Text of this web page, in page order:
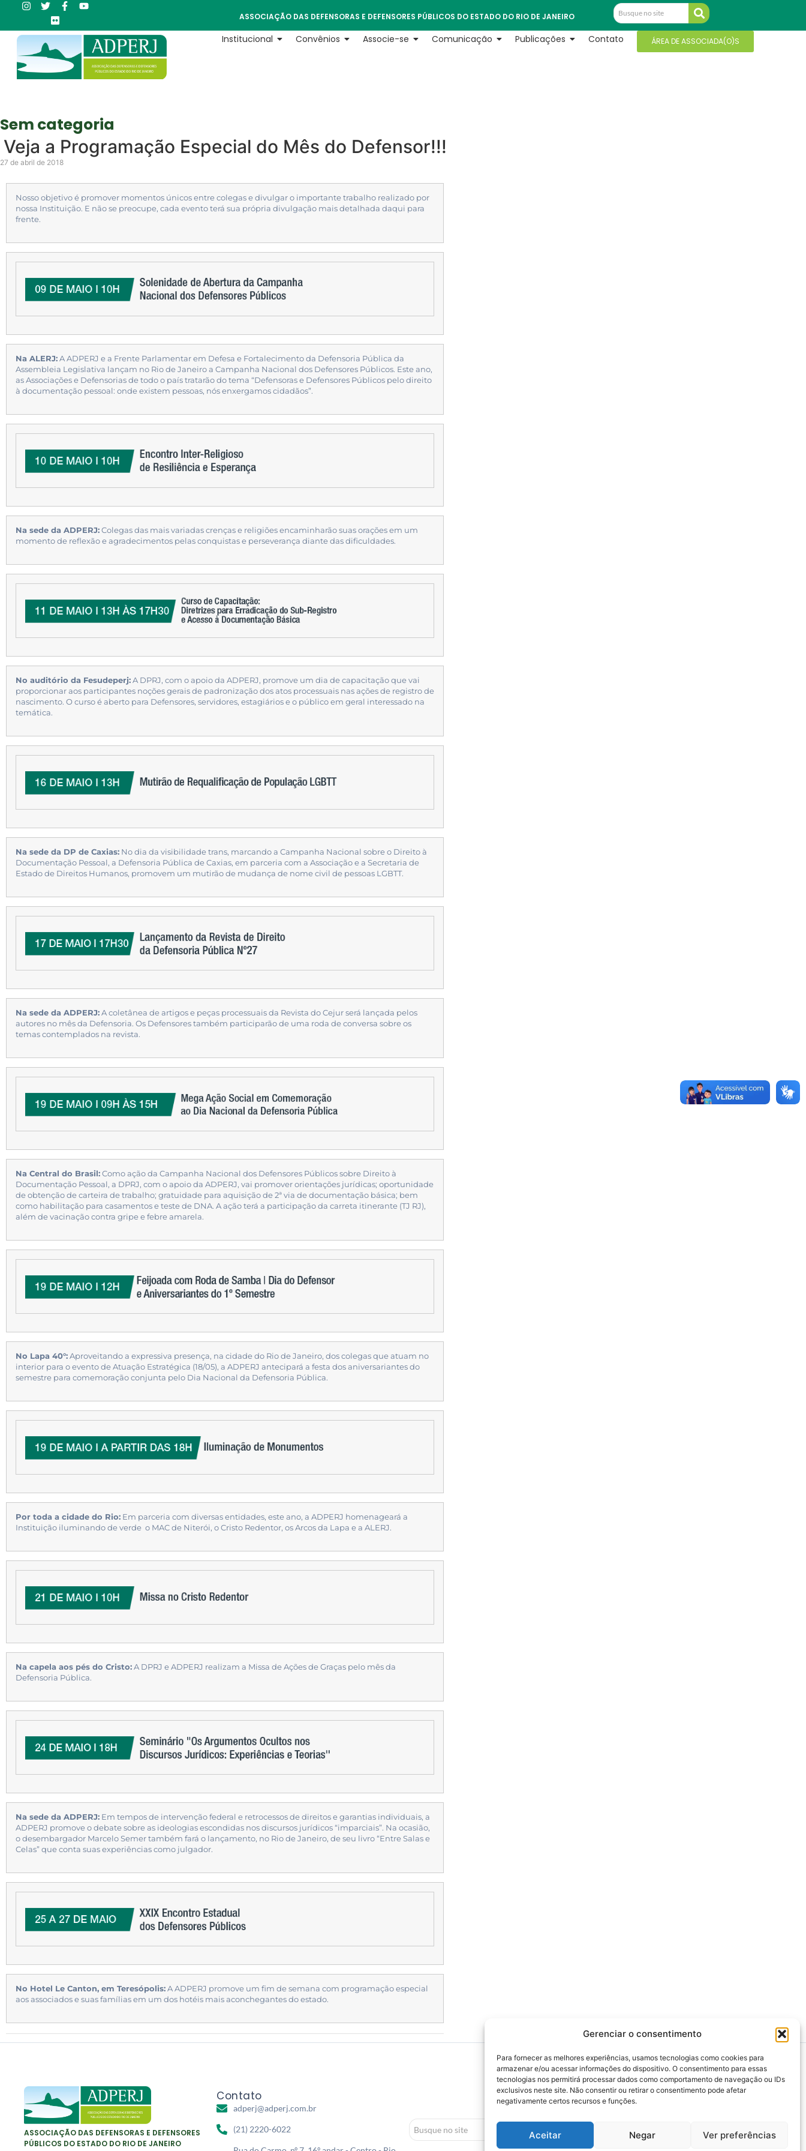
Gerenciar o consentimento
Para fornecer as melhores experiências, usamos tecnologias como cookies para
armazenar e/ou acessar informações do dispositivo. O consentimento para essas
tecnologias nos permitirá processar dados como comportamento de navegação ou IDs
exclusivos neste site. Não consentir ou retirar o consentimento pode afetar
negativamente certos recursos e funções.
Aceitar Negar Ver preferências
ASSOCIAÇÃO DAS DEFENSORAS E DEFENSORES PÚBLICOS DO ESTADO DO RIO DE JANEIRO
Institucional Convênios Associe-se Comunicação Publicações Contato ÁREA DE ASSOCIADA(O)S
Sem categoria
Veja a Programação Especial do Mês do Defensor!!!
27 de abril de 2018
Nosso objetivo é promover momentos únicos entre colegas e divulgar o importante trabalho realizado por
nossa Instituição. E não se preocupe, cada evento terá sua própria divulgação mais detalhada daqui para
frente.
Na ALERJ: A ADPERJ e a Frente Parlamentar em Defesa e Fortalecimento da Defensoria Pública da
Assembleia Legislativa lançam no Rio de Janeiro a Campanha Nacional dos Defensores Públicos. Este ano,
as Associações e Defensorias de todo o país tratarão do tema “Defensoras e Defensores Públicos pelo direito
à documentação pessoal: onde existem pessoas, nós enxergamos cidadãos”.
Na sede da ADPERJ: Colegas das mais variadas crenças e religiões encaminharão suas orações em um
momento de reflexão e agradecimentos pelas conquistas e perseverança diante das dificuldades.
No auditório da Fesudeperj: A DPRJ, com o apoio da ADPERJ, promove um dia de capacitação que vai
proporcionar aos participantes noções gerais de padronização dos atos processuais nas ações de registro de
nascimento. O curso é aberto para Defensores, servidores, estagiários e o público em geral interessado na
temática.
Na sede da DP de Caxias: No dia da visibilidade trans, marcando a Campanha Nacional sobre o Direito à
Documentação Pessoal, a Defensoria Pública de Caxias, em parceria com a Associação e a Secretaria de
Estado de Direitos Humanos, promovem um mutirão de mudança de nome civil de pessoas LGBTT.
Na sede da ADPERJ: A coletânea de artigos e peças processuais da Revista do Cejur será lançada pelos
autores no mês da Defensoria. Os Defensores também participarão de uma roda de conversa sobre os
temas contemplados na revista.
Na Central do Brasil: Como ação da Campanha Nacional dos Defensores Públicos sobre Direito à
Documentação Pessoal, a DPRJ, com o apoio da ADPERJ, vai promover orientações jurídicas; oportunidade
de obtenção de carteira de trabalho; gratuidade para aquisição de 2ª via de documentação básica; bem
como habilitação para casamentos e teste de DNA. A ação terá a participação da carreta itinerante (TJ RJ),
além de vacinação contra gripe e febre amarela.
No Lapa 40°: Aproveitando a expressiva presença, na cidade do Rio de Janeiro, dos colegas que atuam no
interior para o evento de Atuação Estratégica (18/05), a ADPERJ antecipará a festa dos aniversariantes do
semestre para comemoração conjunta pelo Dia Nacional da Defensoria Pública.
Por toda a cidade do Rio: Em parceria com diversas entidades, este ano, a ADPERJ homenageará a
Instituição iluminando de verde o MAC de Niterói, o Cristo Redentor, os Arcos da Lapa e a ALERJ.
Na capela aos pés do Cristo: A DPRJ e ADPERJ realizam a Missa de Ações de Graças pelo mês da
Defensoria Pública.
Na sede da ADPERJ: Em tempos de intervenção federal e retrocessos de direitos e garantias individuais, a
ADPERJ promove o debate sobre as ideologias escondidas nos discursos jurídicos “imparciais”. Na ocasião,
o desembargador Marcelo Semer também fará o lançamento, no Rio de Janeiro, de seu livro “Entre Salas e
Celas” que conta suas experiências como julgador.
No Hotel Le Canton, em Teresópolis: A ADPERJ promove um fim de semana com programação especial
aos associados e suas famílias em um dos hotéis mais aconchegantes do estado.
ASSOCIAÇÃO DAS DEFENSORAS E DEFENSORES
PÚBLICOS DO ESTADO DO RIO DE JANEIRO
Contato
adperj@adperj.com.br
(21) 2220-6022
>>> Associação Nacional das Defensoras e
Defensores Públicos (ANADEP)
>>> Caixa de Assistência aos Membros da